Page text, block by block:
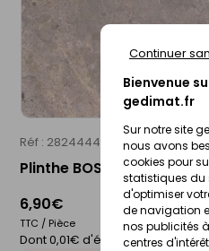
Bienvenue
gedimat.fr
Sur notre site
nous avons
cookies pour
statistiques du
d'optimiser
de navigation
nos publicités
centres
Continuer
Réf : 28244448 ALPES CERAM
Plinthe BOSCOSTONE 7 x
6,90€
TTC / Pièce
Dont 0,01€ d'éco-participation